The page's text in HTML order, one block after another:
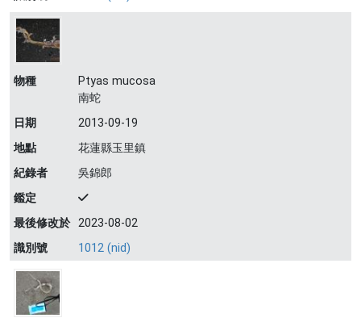
物種
Ptyas mucosa
南蛇
日期
2013-09-19
地點
花蓮縣玉里鎮
紀錄者
吳錦郎
鑑定
最後修改於 2023-08-02
識別號
1012 (nid)